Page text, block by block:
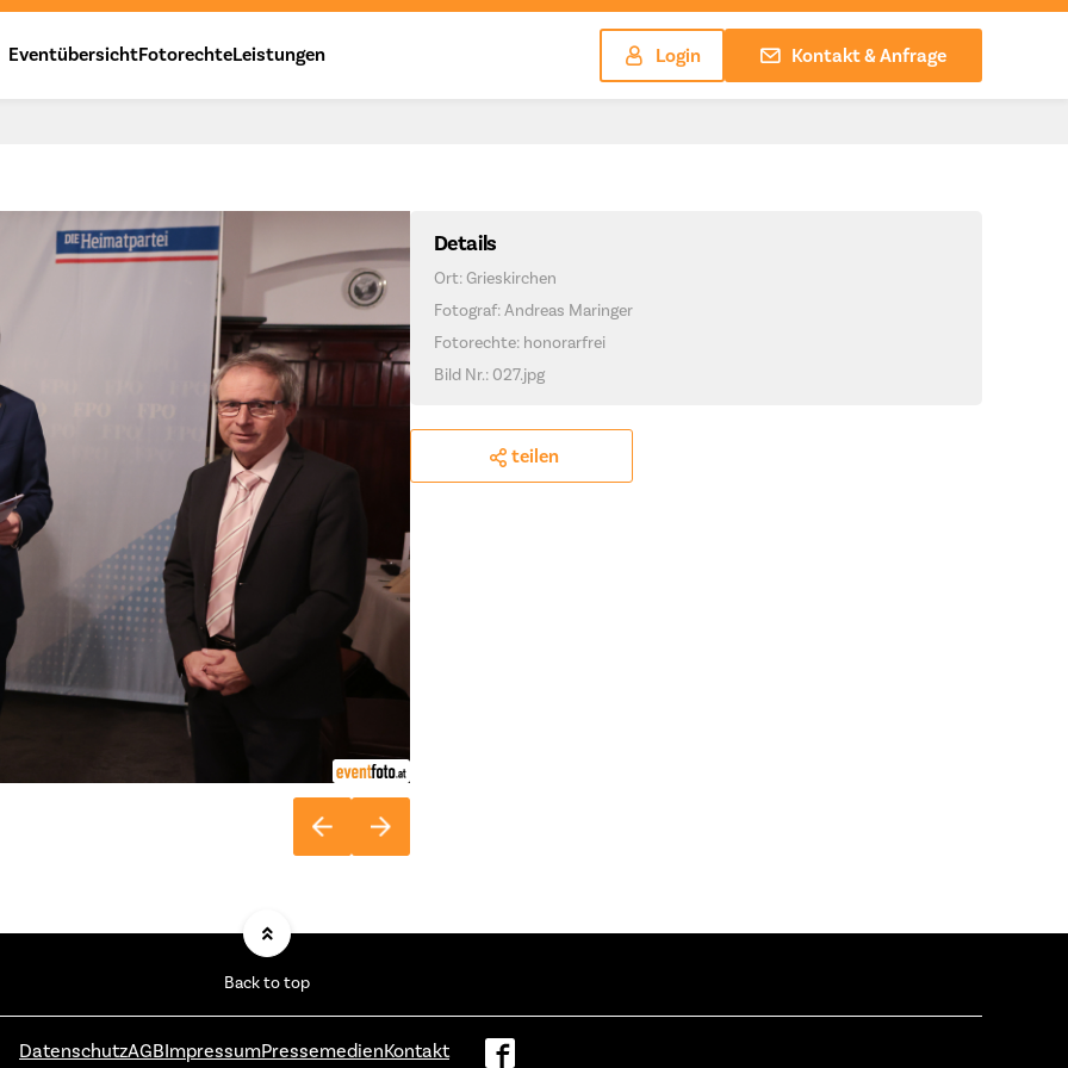
EventübersichtFotorechteLeistungen Login Kontakt & Anfrage
Details
Ort: Grieskirchen
Fotograf: Andreas Maringer
Fotorechte: honorarfrei
Bild Nr.: 027.jpg
teilen
Back to top
DatenschutzAGBImpressumPressemedienKontakt